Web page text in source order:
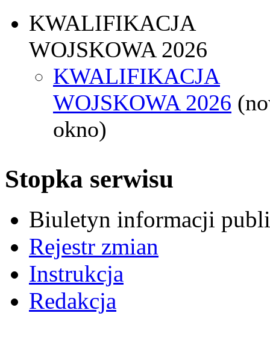
KWALIFIKACJA
WOJSKOWA 2026
KWALIFIKACJA
WOJSKOWA 2026
okno)
Stopka serwisu
Biuletyn informacji
Rejestr zmian
Instrukcja
Redakcja